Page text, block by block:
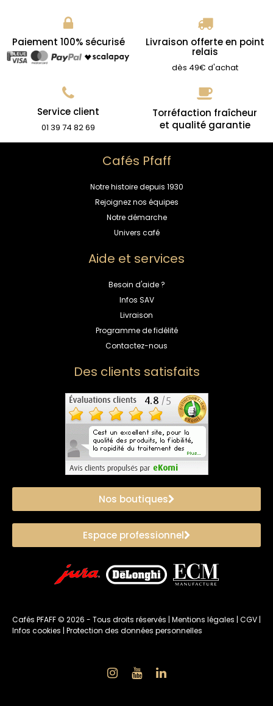
Paiement 100% sécurisé Livraison offerte en point
relais
dès 49€ d'achat
Service client
01 39 74 82 69
Torréfaction fraîcheur
et qualité garantie
Cafés Pfaff
Notre histoire depuis 1930
Rejoignez nos équipes
Notre démarche
Univers café
Aide et services
Besoin d'aide ?
Infos SAV
Livraison
Programme de fidélité
Contactez-nous
Des clients satisfaits
Nos boutiques
Espace professionnel
Cafés PFAFF © 2026 - Tous droits réservés | Mentions légales | CGV |
Infos cookies | Protection des données personnelles